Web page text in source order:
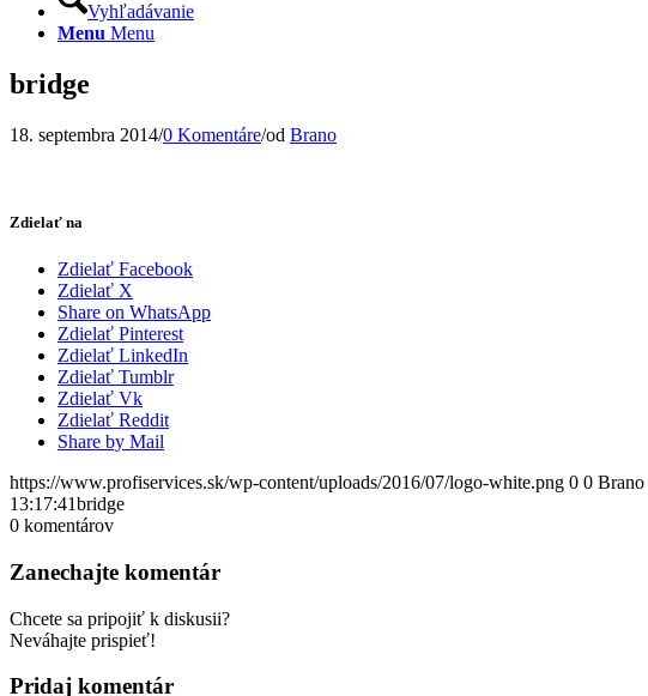
Vyhľadávanie
Menu Menu
bridge
18. septembra 2014/0 Komentáre/od Brano
Zdielať na
Zdielať Facebook
Zdielať X
Share on WhatsApp
Zdielať Pinterest
Zdielať LinkedIn
Zdielať Tumblr
Zdielať Vk
Zdielať Reddit
Share by Mail
https://www.profiservices.sk/wp-content/uploads/2016/07/logo-white.png 0 0 Brano
13:17:41bridge
0 komentárov
Zanechajte komentár
Chcete sa pripojiť k diskusii?
Neváhajte prispieť!
Pridaj komentár